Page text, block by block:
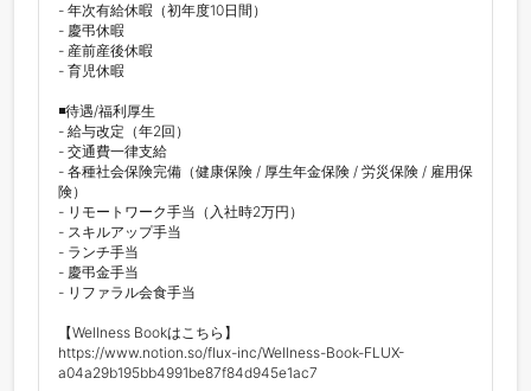
- 年次有給休暇（初年度10日間）
- 慶弔休暇
- 産前産後休暇
- 育児休暇
◾️待遇/福利厚生
- 給与改定（年2回）
- 交通費一律支給
- 各種社会保険完備（健康保険 / 厚生年金保険 / 労災保険 / 雇用保
険）
- リモートワーク手当（入社時2万円）
- スキルアップ手当
- ランチ手当
- 慶弔金手当
- リファラル会食手当
【Wellness Bookはこちら】
https://www.notion.so/flux-inc/Wellness-Book-FLUX-
a04a29b195bb4991be87f84d945e1ac7